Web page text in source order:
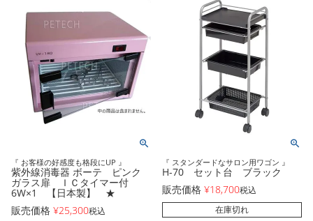
『 お客様の好感度も格段にUP 』
紫外線消毒器 ボーテ ピンク
ガラス扉 ＩＣタイマー付
6W×1 【日本製】 ★
販売価格 ¥25,300税込
『 スタンダードなサロン用ワゴン 』
H-70 セット台 ブラック
販売価格 ¥18,700税込
在庫切れ